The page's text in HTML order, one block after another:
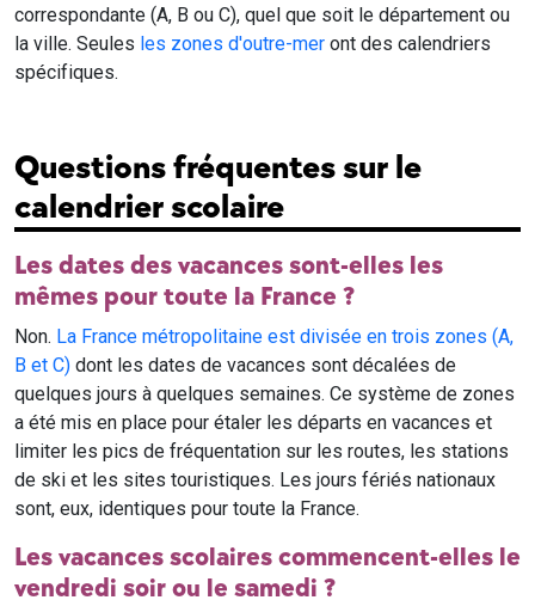
correspondante (A, B ou C), quel que soit le département ou
la ville. Seules les zones d'outre-mer ont des calendriers
spécifiques.
Questions fréquentes sur le
calendrier scolaire
Les dates des vacances sont-elles les
mêmes pour toute la France ?
Non. La France métropolitaine est divisée en trois zones (A,
B et C) dont les dates de vacances sont décalées de
quelques jours à quelques semaines. Ce système de zones
a été mis en place pour étaler les départs en vacances et
limiter les pics de fréquentation sur les routes, les stations
de ski et les sites touristiques. Les jours fériés nationaux
sont, eux, identiques pour toute la France.
Les vacances scolaires commencent-elles le
vendredi soir ou le samedi ?